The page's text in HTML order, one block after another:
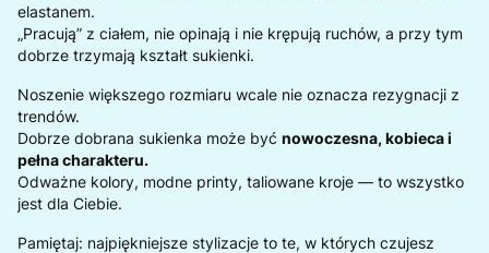
elastanem.
„Pracują” z ciałem, nie opinają i nie krępują ruchów, a przy tym
dobrze trzymają kształt sukienki.
Noszenie większego rozmiaru wcale nie oznacza rezygnacji z
trendów.
Dobrze dobrana sukienka może być nowoczesna, kobieca i
pełna charakteru.
Odważne kolory, modne printy, taliowane kroje — to wszystko
jest dla Ciebie.
Pamiętaj: najpiękniejsze stylizacje to te, w których czujesz